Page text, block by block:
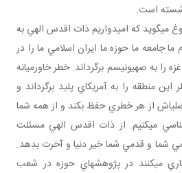
نشسته است.
مي گويد که اميدواريم ذات اقدس الهي به
جامعه ما حوزه ما ايران اسلامي ما را در
را به صهيونيسم برگرداند. خطر خاورميانه
اين منطقه را به آمريکاي پليد برگرداند و
اش از هر خطري حفظ بکند و از همه شما
مي کنيم. از ذات اقدس الهي مسئلت
شما و قدمي شما خير دنيا و آخرت بدهد.
مي کنند در پژوهش هاي حوزه در شعب